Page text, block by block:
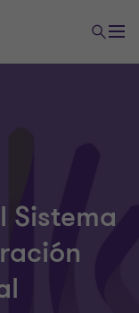
Sistema